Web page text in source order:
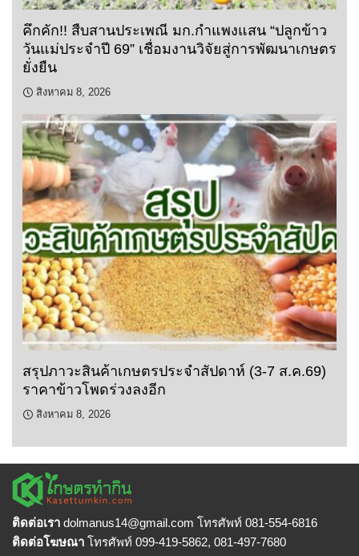
คึกคัก!! สืบสานประเพณี มก.กำแพงแสน “ปลูกข้าว
วันแม่ประจำปี 69” เชื่อมงานวิจัยสู่การพัฒนาเกษตร
ยั่งยืน
สิงหาคม 8, 2026
สรุปภาวะสินค้าเกษตรประจำสัปดาห์ (3-7 ส.ค.69)
ราคาข้าวโพดร่วงลงอีก
สิงหาคม 8, 2026
ติดต่อเรา dolmanus14@gmail.com โทรศัพท์ 081-554-6816
ติดต่อโฆษณา โทรศัพท์ 099-419-5862, 081-497-7680